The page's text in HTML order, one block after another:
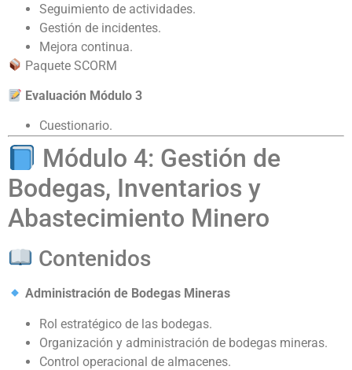
Seguimiento de actividades.
Gestión de incidentes.
Mejora continua.
Paquete SCORM
Evaluación Módulo 3
Cuestionario.
Módulo 4: Gestión de
Bodegas, Inventarios y
Abastecimiento Minero
Contenidos
Administración de Bodegas Mineras
Rol estratégico de las bodegas.
Organización y administración de bodegas mineras.
Control operacional de almacenes.